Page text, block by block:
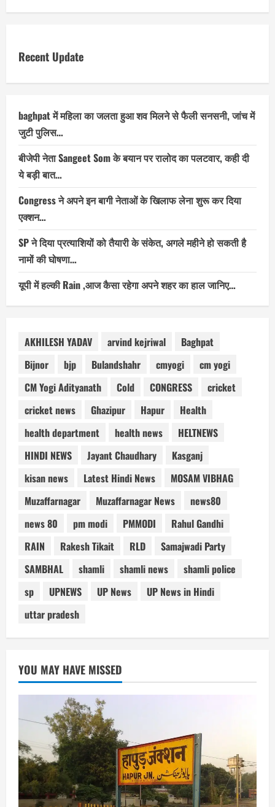
Recent Update
baghpat में महिला का जलता हुआ शव मिलने से फैली सनसनी, जांच में
जुटी पुलिस…
बीजेपी नेता Sangeet Som के बयान पर रालोद का पलटवार, कही दी
ये बड़ी बात…
Congress ने अपने इन बागी नेताओं के खिलाफ लेना शुरू कर दिया
एक्शन…
SP ने दिया प्रत्याशियों को तैयारी के संकेत, अगले महीने हो सकती है
नामों की घोषणा…
यूपी में हल्की Rain ,आज कैसा रहेगा अपने शहर का हाल जानिए…
AKHILESH YADAV arvind kejriwal
Baghpat
Bijnor
bjp Bulandshahr cmyogi
cm yogi
CM Yogi Adityanath
Cold CONGRESS
cricket
cricket news
Ghazipur Hapur
Health
health department
health news
HELTNEWS
HINDI NEWS
Jayant Chaudhary
Kasganj
kisan news
Latest Hindi News
MOSAM VIBHAG
Muzaffarnagar
Muzaffarnagar News
news80
news 80
pm modi PMMODI
Rahul Gandhi
RAIN
Rakesh Tikait RLD
Samajwadi Party
SAMBHAL
shamli shamli news
shamli police
sp
UPNEWS UP News
UP News in Hindi
uttar pradesh
YOU MAY HAVE MISSED